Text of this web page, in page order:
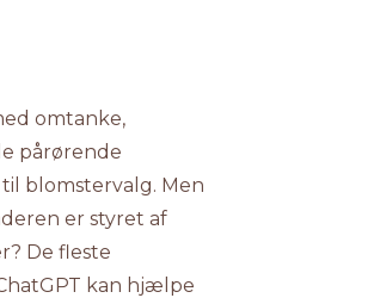
omtanke,
pårørende
blomstervalg. Men
er styret af
De fleste
kan hjælpe